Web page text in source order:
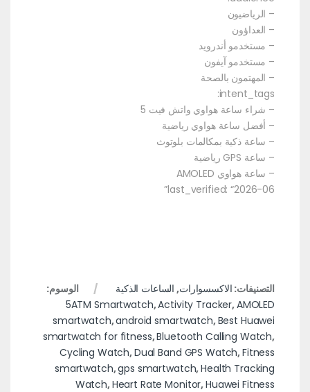
– الرياضيون
– العداؤون
– مستخدمو أندرويد
– مستخدمو آيفون
– المهتمون بالصحة
intent_tags:
– شراء ساعة هواوي واتش فيت 5
– أفضل ساعة هواوي رياضية
– ساعة ذكية بمكالمات بلوتوث
– ساعة GPS رياضية
– ساعة هواوي AMOLED
last_verified: “2026-06”
التصنيفات: الاكسسوارات, الساعات الذكية
الوسوم:
5ATM Smartwatch,Activity Tracker,AMOLED
smartwatch,android smartwatch,Best Huawei
smartwatch for fitness,Bluetooth Calling Watch,
Cycling Watch,Dual Band GPS Watch,Fitness
smartwatch,gps smartwatch,Health Tracking
Watch,Heart Rate Monitor,Huawei Fitness